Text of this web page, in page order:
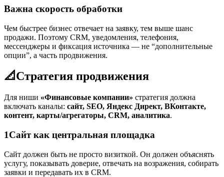
Важна скорость обработки
Чем быстрее бизнес отвечает на заявку, тем выше шанс
продажи. Поэтому CRM, уведомления, телефония,
мессенджеры и фиксация источника — не “дополнительные
опции”, а часть продвижения.
📐Стратегия продвижения
Для ниши «Финансовые компании» стратегия должна
включать каналы: сайт, SEO, Яндекс Директ, ВКонтакте,
контент, карты/агрегаторы, CRM, аналитика.
1Сайт как центральная площадка
Сайт должен быть не просто визиткой. Он должен объяснять
услугу, показывать доверие, отвечать на возражения, собирать
заявки и передавать их в CRM.